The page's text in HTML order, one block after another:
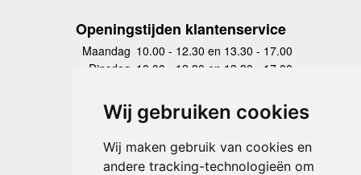
Wij gebruiken cookies
Wij maken gebruik van cookies en
andere tracking-technologieën om
Openingstijden klantenservice
Maandag 10.00 - 12.30 en 13.30 - 17.00
Dinsdag 10.00 - 12.30 en 13.30 - 17.00
Donderdag
10.00 - 12.30 en 13.30 - 17.00
Vrijdag 10.00 - 12.30 en 13.30 - 17.00
Zaterdag
gesloten
Zondag gesloten